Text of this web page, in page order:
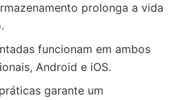
prolonga a vida
funcionam em ambos
Android e iOS.
garante um